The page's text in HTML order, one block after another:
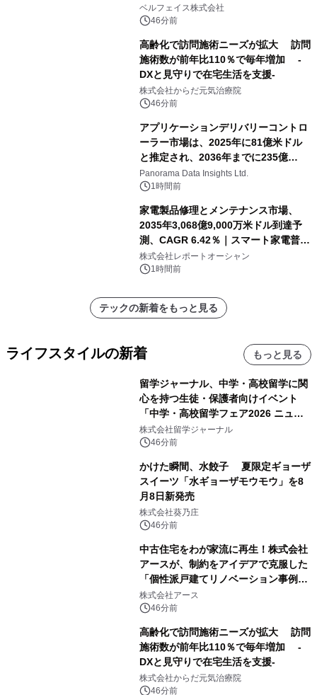
── 敷島住宅×bellSalesAI事例公開
ベルフェイス株式会社
46分前
高齢化で訪問施術ニーズが拡大 訪問
施術数が前年比110％で毎年増加 -
DXと見守りで在宅生活を支援-
株式会社からだ元気治療院
46分前
アプリケーションデリバリーコントロ
ーラー市場は、2025年に81億米ドル
と推定され、2036年までに235億
8,000万米ドルに達すると予測されて
おり、予測期間（2026年～2036年）
Panorama Data Insights Ltd.
1時間前
家電製品修理とメンテナンス市場、
2035年3,068億9,000万米ドル到達予
測、CAGR 6.42％｜スマート家電普
及・循環型経済・メンテナンス需要拡
大が成長を加速
株式会社レポートオーシャン
1時間前
テックの新着をもっと見る
ライフスタイルの新着 もっと見る
留学ジャーナル、中学・高校留学に関
心を持つ生徒・保護者向けイベント
「中学・高校留学フェア2026 ニュー
ジーランド＆オーストラリア」を
9/12(土)に開催
株式会社留学ジャーナル
46分前
かけた瞬間、水餃子 夏限定ギョーザ
スイーツ「水ギョーザモウモウ」を8
月8日新発売
株式会社葵乃庄
46分前
中古住宅をわが家流に再生！株式会社
アースが、制約をアイデアで克服した
「個性派戸建てリノベーション事例5
選」を公開
株式会社アース
46分前
高齢化で訪問施術ニーズが拡大 訪問
施術数が前年比110％で毎年増加 -
DXと見守りで在宅生活を支援-
株式会社からだ元気治療院
46分前